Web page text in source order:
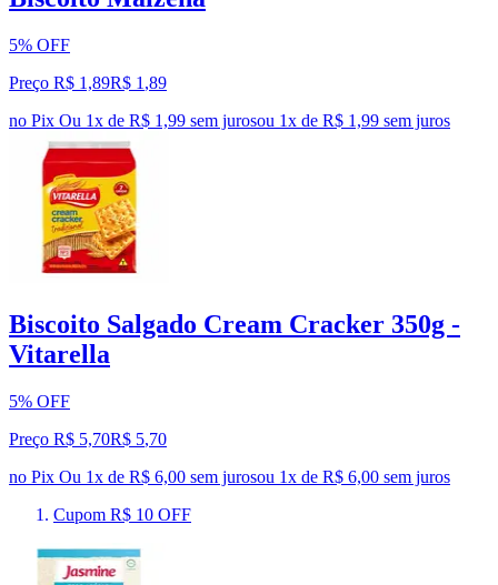
5% OFF
Preço R$ 1,89R$ 1 ,89
no Pix Ou 1x de R$ 1,99 sem jurosou 1x de R$ 1,99 sem juros
Biscoito Salgado Cream Cracker 350g -
Vitarella
5% OFF
Preço R$ 5,70R$ 5,70
no Pix Ou 1x de R$ 6,00 sem jurosou 1x de R$ 6,00 sem juros
Cupom R$ 10 OFF